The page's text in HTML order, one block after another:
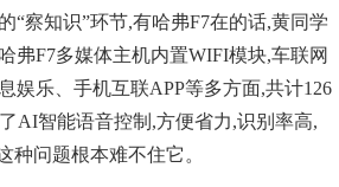
“察知识”环节,有哈弗F7在的话,黄同学
弗F7多媒体主机内置WIFI模块,车联网
娱乐、手机互联APP等多方面,共计126
AI智能语音控制,方便省力,识别率高,
种问题根本难不住它。